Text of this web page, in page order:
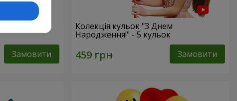
Замовити
Колекція кульок "З Днем
Народження!" - 5 кульок
Замовити